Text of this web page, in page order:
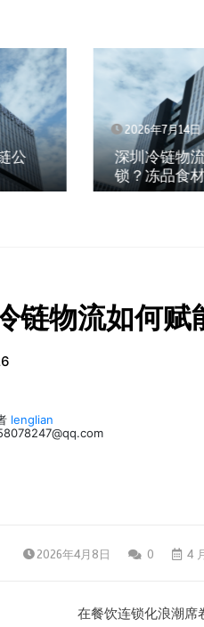
连
2026年7月14日
北京餐饮仓
与落地实践
链物流如何赋
lenglian
2026年4月8日 0 4 月
在餐饮连锁化浪潮席